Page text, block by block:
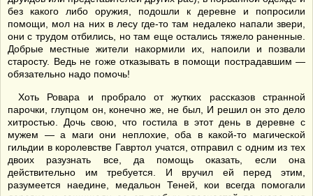
без какого либо оружия, подошли к деревне и попросили
помощи, мол на них в лесу где-то там недалеко напали звери,
они с трудом отбились, но там еще остались тяжело раненные.
Добрые местные жители накормили их, напоили и позвали
старосту. Ведь не гоже отказывать в помощи пострадавшим —
обязательно надо помочь!
Хоть Ровара и пробрало от жутких рассказов странной
парочки, глупцом он, конечно же, не был, И решил он это дело
хитростью. Дочь свою, что гостила в этот день в деревне с
мужем — а маги они неплохие, оба в какой-то магической
гильдии в королевстве Гавртол учатся, отправил с одним из тех
двоих разузнать все, да помощь оказать, если она
действительно им требуется. И вручил ей перед этим,
разумеется наедине, медальон Теней, кои всегда помогали